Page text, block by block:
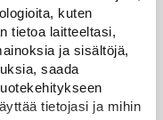
kuten
tietoa laitteeltasi,
ja sisältöjä,
saada
tietojasi ja mihin
vaatii –